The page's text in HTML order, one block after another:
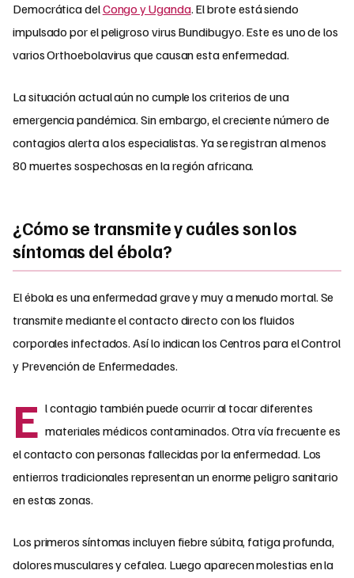
Democrática delCongo y Uganda. El brote está siendo
impulsado por el peligroso virus Bundibugyo. Este es uno de los
varios Orthoebolavirus que causan esta enfermedad.
La situación actual aún no cumple los criterios de una
emergencia pandémica. Sin embargo, el creciente número de
contagios alerta a los especialistas. Ya se registran al menos
80 muertes sospechosas en la región africana.
¿Cómo se transmite y cuáles son los
síntomas del ébola?
El ébola es una enfermedad grave y muy a menudo mortal. Se
transmite mediante el contacto directo con los fluidos
corporales infectados. Así lo indican los Centros para el Control
y Prevención de Enfermedades.
E l contagio también puede ocurrir al tocar diferentes
materiales médicos contaminados. Otra vía frecuente es
el contacto con personas fallecidas por la enfermedad. Los
entierros tradicionales representan un enorme peligro sanitario
en estas zonas.
Los primeros síntomas incluyen fiebre súbita, fatiga profunda,
dolores musculares y cefalea. Luego aparecen molestias en la